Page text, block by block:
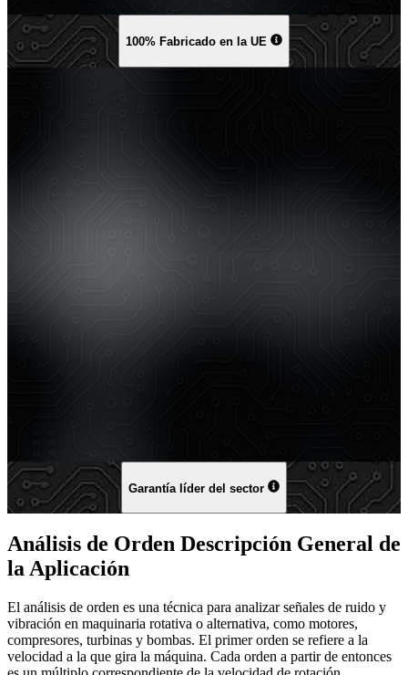
100% Fabricado en la UE
Garantía líder del sector
Análisis de Orden Descripción General de
la Aplicación
El análisis de orden es una técnica para analizar señales de ruido y
vibración en maquinaria rotativa o alternativa, como motores,
compresores, turbinas y bombas. El primer orden se refiere a la
velocidad a la que gira la máquina. Cada orden a partir de entonces